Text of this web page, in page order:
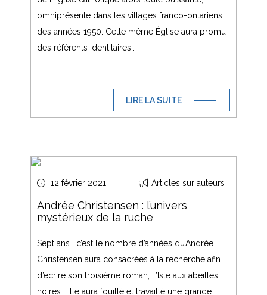
omniprésente dans les villages franco-ontariens
des années 1950. Cette même Église aura promu
des référents identitaires,…
LIRE LA SUITE
12 février 2021 Articles sur auteurs
Andrée Christensen : l’univers
mystérieux de la ruche
Sept ans… c’est le nombre d’années qu’Andrée
Christensen aura consacrées à la recherche afin
d’écrire son troisième roman, L’Isle aux abeilles
noires. Elle aura fouillé et travaillé une grande